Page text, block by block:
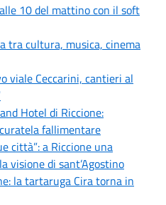
10 del mattino con il soft
tra cultura, musica, cinema
viale Ceccarini, cantieri al
Hotel di Riccione:
fallimentare
città”: a Riccione una
visione di sant’Agostino
la tartaruga Cira torna in